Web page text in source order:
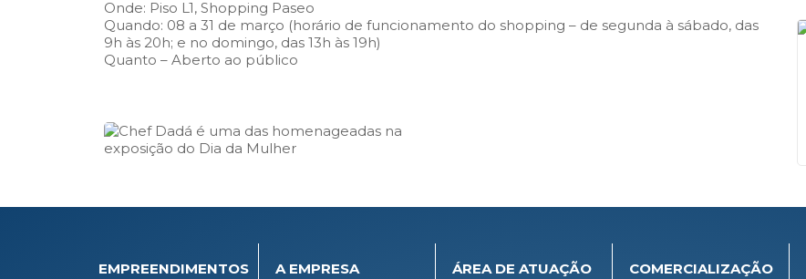
Onde: Piso L1, Shopping Paseo
Quando: 08 a 31 de março (horário de funcionamento do shopping – de segunda à sábado, das
9h às 20h; e no domingo, das 13h às 19h)
Quanto – Aberto ao público
EMPREENDIMENTOS A EMPRESA ÁREA DE ATUAÇÃO COMERCIALIZAÇÃO